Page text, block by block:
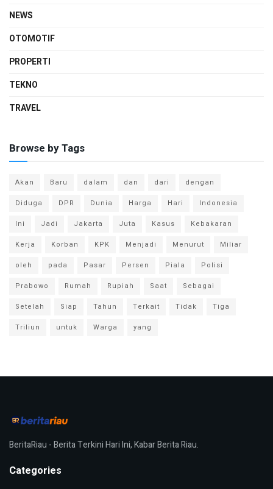
NEWS
OTOMOTIF
PROPERTI
TEKNO
TRAVEL
Browse by Tags
Akan Baru dalam dan dari
dengan
Diduga
DPR Dunia Harga Hari
Indonesia
Ini
Jadi Jakarta Juta Kasus
Kebakaran
Kerja
Korban KPK Menjadi Menurut
Miliar
oleh
pada Pasar Persen Piala
Polisi
Prabowo
Rumah Rupiah Saat
Sebagai
Setelah
Siap Tahun Terkait Tidak
Tiga
Triliun
untuk Warga yang
BeritaRiau - Berita Terkini Hari Ini, Kabar Berita Riau.
Categories